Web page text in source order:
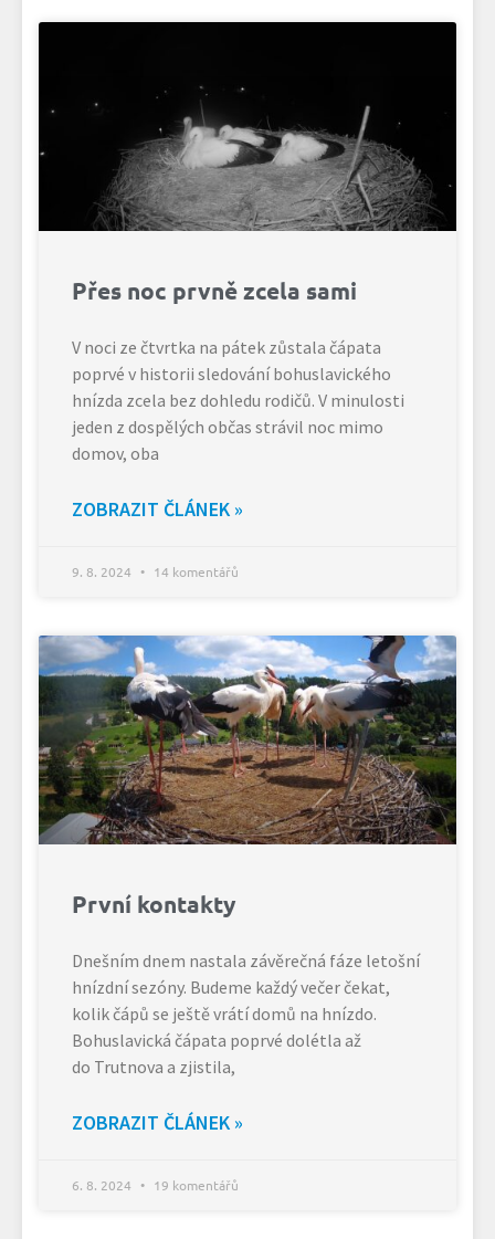
Přes noc prvně zcela sami
V noci ze čtvrtka na pátek zůstala čápata
poprvé v historii sledování bohuslavického
hnízda zcela bez dohledu rodičů. V minulosti
jeden z dospělých občas strávil noc mimo
domov, oba
ZOBRAZIT ČLÁNEK »
9. 8. 2024 14 komentářů
První kontakty
Dnešním dnem nastala závěrečná fáze letošní
hnízdní sezóny. Budeme každý večer čekat,
kolik čápů se ještě vrátí domů na hnízdo.
Bohuslavická čápata poprvé dolétla až
do Trutnova a zjistila,
ZOBRAZIT ČLÁNEK »
6. 8. 2024 19 komentářů